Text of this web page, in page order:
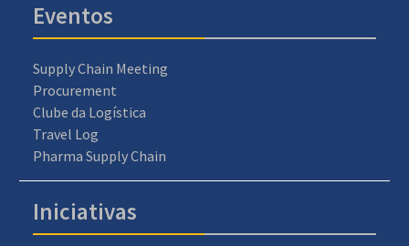
Eventos
Supply Chain Meeting
Procurement
Clube da Logística
Travel Log
Pharma Supply Chain
Iniciativas